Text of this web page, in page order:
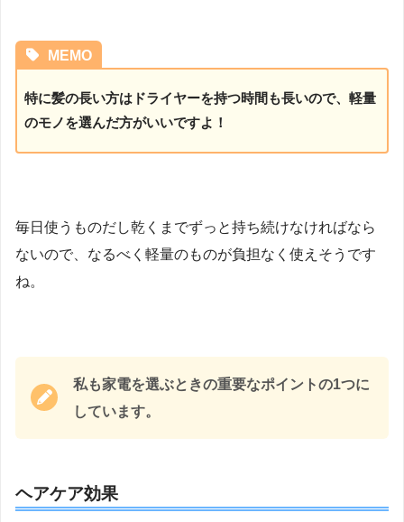
MEMO
特に髪の長い方はドライヤーを持つ時間も長いので、軽量
のモノを選んだ方がいいですよ！
毎日使うものだし乾くまでずっと持ち続けなければなら
ないので、なるべく軽量のものが負担なく使えそうです
ね。
私も家電を選ぶときの重要なポイントの1つに
しています。
ヘアケア効果